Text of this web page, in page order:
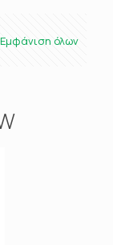
Εμφάνιση όλων